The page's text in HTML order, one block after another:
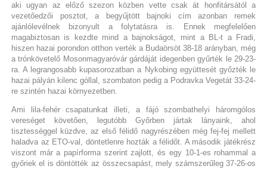
aki ugyan az előző szezon közben vette csak át honfitársától a
vezetőedzői posztot, a begyűjtött bajnoki cím azonban remek
ajánlólevélnek bizonyult a folytatásra is. Ennek megfelelően
magabiztosan is kezdte mind a bajnokságot, mint a BL-t a Fradi,
hiszen hazai porondon otthon verték a Budaörsöt 38-18 arányban, még
a trónkövetelő Mosonmagyaróvár gárdáját idegenben gyűrték le 29-23-
ra. A legrangosabb kupasorozatban a Nykobing együttesét győzték le
hazai pályán kilenc góllal, szombaton pedig a Podravka Vegetát 33-24-
re szintén hazai környezetben.
Ami lila-fehér csapatunkat illeti, a fájó szombathelyi háromgólos
vereséget követően, legutóbb Győrben jártak lányaink, ahol
tisztességgel küzdve, az első félidő nagyrészében még fej-fej mellett
haladva az ETO-val, döntetlenre hozták a félidőt. A második játékrész
viszont már a papírforma szerint zajlott, és egy 10-1-es rohammal a
győriek el is döntötték az összecsapást, mely számszerűleg 37-26-os